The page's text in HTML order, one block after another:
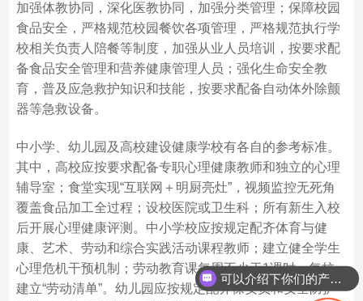
加强体教协同，深化医教协同，加强分类管理；保障校园
食品安全，严格规范校园餐饮各项管理，严格规范执行学
校相关负责人陪餐等制度，加强从业人员培训，按要求配
备食品安全管理和营养健康管理人员；强化生命安全教
育，普及应急救护知识和技能，按要求配备自动体外除颤
器等急救设备。
中小学、幼儿园及高校建设健康学校有各自的参考标准。
其中，高校应按要求配备专职心理健康教师和独立的心理
辅导室；食堂实现“互联网＋明厨亮灶”，视频监控无死角
覆盖食品加工全过程；设校医院或卫生科；所有新生入校
后开展心理健康评测。中小学校应按规定配齐体育与健
康、艺术、劳动和综合实践活动课程教师；建立健全学生
心理危机干预机制；劳动教育课每周不少于1课时，每校
建立“劳动清单”。幼儿园应按规定配齐保安员和安全防护
可以介绍下你们的产品么？